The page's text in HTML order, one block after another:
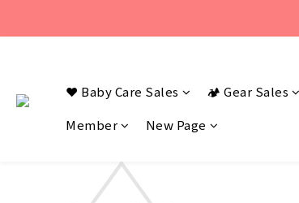
❤️ Baby Care Sales 🏕️ Gear Sales
Member
New Page